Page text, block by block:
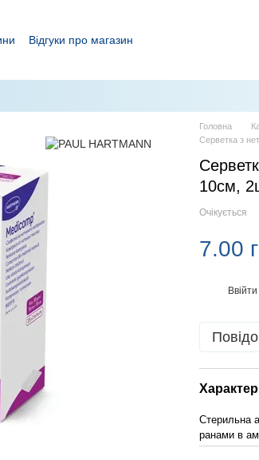
Відгуки про магазин
Головна
Серветка з
10см,
Очікується
7.00
Ввійти
Стерильна
ранами в